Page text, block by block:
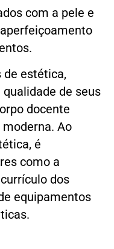
com a pele e
de estética,
de seus
docente
Ao
é
como a
dos
equipamentos